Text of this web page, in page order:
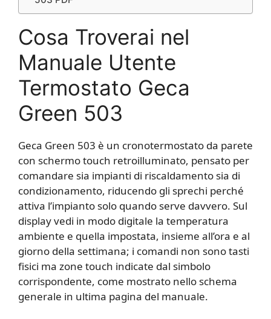
Cosa Troverai nel
Manuale Utente
Termostato Geca
Green 503
Geca Green 503 è un cronotermostato da parete
con schermo touch retroilluminato, pensato per
comandare sia impianti di riscaldamento sia di
condizionamento, riducendo gli sprechi perché
attiva l’impianto solo quando serve davvero. Sul
display vedi in modo digitale la temperatura
ambiente e quella impostata, insieme all’ora e al
giorno della settimana; i comandi non sono tasti
fisici ma zone touch indicate dal simbolo
corrispondente, come mostrato nello schema
generale in ultima pagina del manuale.